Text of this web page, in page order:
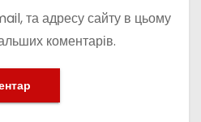
та адресу сайту в цьому
коментарів.